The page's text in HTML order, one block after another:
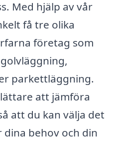
Med hjälp av vår
få tre olika
företag som
parkettläggning.
att jämföra
att du kan välja det
dina behov och din